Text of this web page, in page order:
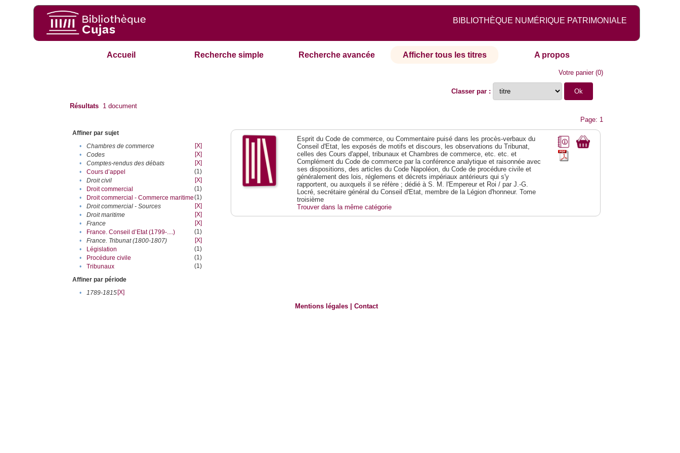
BIBLIOTHÈQUE NUMÉRIQUE PATRIMONIALE
Accueil Recherche simple Recherche avancée Afficher tous les titres A propos
Votre panier(0)
Classer par :
Résultats 1 document
Page: 1
Affiner par sujet
•
Chambres de commerce
[X]
•
Codes
[X]
•
Comptes-rendus des débats
[X]
•
Cours d’appel
(1)
•
Droit civil
[X]
•
Droit commercial
(1)
•
Droit commercial - Commerce maritime(1)
•
Droit commercial - Sources
[X]
•
Droit maritime
[X]
•
France
[X]
•
France. Conseil d’Etat (1799-....)
(1)
•
France. Tribunat (1800-1807)
[X]
•
Législation
(1)
•
Procédure civile
(1)
•
Tribunaux
(1)
Affiner par période
•
1789-1815[X]
Esprit du Code de commerce, ou Commentaire puisé dans les procès-verbaux du
Conseil d'Etat, les exposés de motifs et discours, les observations du Tribunat,
celles des Cours d'appel, tribunaux et Chambres de commerce, etc. etc. et
Complément du Code de commerce par la conférence analytique et raisonnée avec
ses dispositions, des articles du Code Napoléon, du Code de procédure civile et
généralement des lois, réglemens et décrets impériaux antérieurs qui s'y
rapportent, ou auxquels il se réfère ; dédié à S. M. l'Empereur et Roi / par J.-G.
Locré, secrétaire général du Conseil d'Etat, membre de la Légion d'honneur. Tome
troisième
Trouver dans la même catégorie
Mentions légales |Contact